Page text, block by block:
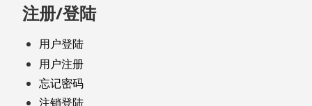
注册/登陆
用户登陆
用户注册
忘记密码
注销登陆